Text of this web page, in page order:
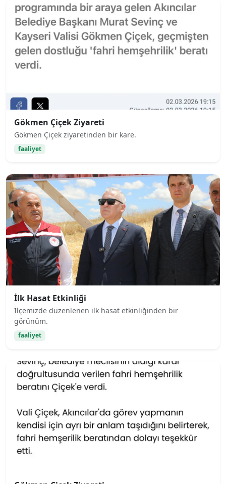
Gökmen Çiçek Ziyareti
Gökmen Çiçek ziyaretinden bir kare.
faaliyet
İlk Hasat Etkinliği
İlçemizde düzenlenen ilk hasat etkinliğinden bir
görünüm.
faaliyet